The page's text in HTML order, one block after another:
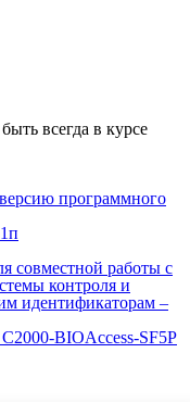
всегда в курсе
программного
совместной работы с
контроля и
идентификаторам –